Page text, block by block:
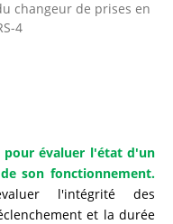
changeur de prises en
4
pour évaluer l'état d'un
son fonctionnement.
l'intégrité des
et la durée